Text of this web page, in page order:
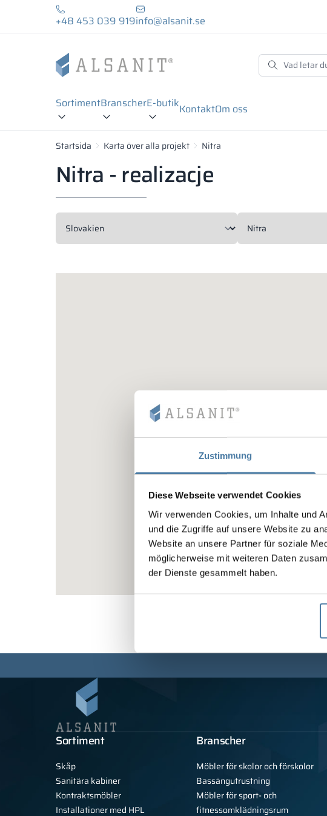
Zustimmung
Diese Webseite verwendet Cookies
Wir verwenden Cookies, um Inhalte und
und die Zugriffe auf unsere Website zu
Website an unsere Partner für soziale
möglicherweise mit weiteren Daten
der Dienste gesammelt haben.
+48 453 039 919info@alsanit.se
SortimentBranscherE-butikKontaktOm oss
Startsida Karta över alla projekt Nitra
Nitra - realizacje
Sortiment
Skåp
Sanitära kabiner
Kontraktsmöbler
Installationer med HPL
Branscher
Möbler för skolor och förskolor
Bassängutrustning
Möbler för sport- och
fitnessomklädningsrum